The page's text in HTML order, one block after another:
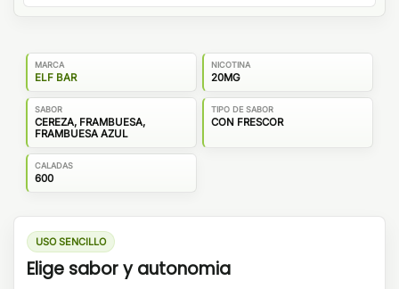
MARCA
ELF BAR
NICOTINA
20MG
SABOR
CEREZA, FRAMBUESA,
FRAMBUESA AZUL
TIPO DE SABOR
CON FRESCOR
CALADAS
600
USO SENCILLO
Elige sabor y autonomia